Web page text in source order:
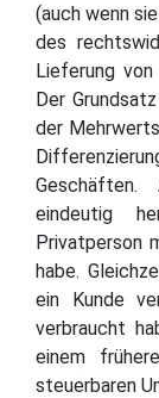
(auch wenn
des
Lieferung
Der
der
Geschäften.
eindeutig
Privatperson
habe.
ein Kunde
verbraucht
einem
steuerbaren